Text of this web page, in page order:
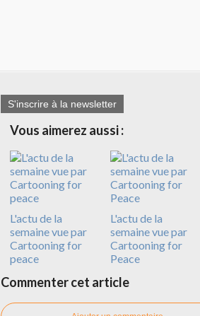
S'inscrire à la newsletter
Vous aimerez aussi :
L'actu de la
semaine vue par
Cartooning for
peace
L'actu de la
semaine vue par
Cartooning for
Peace
Commenter cet article